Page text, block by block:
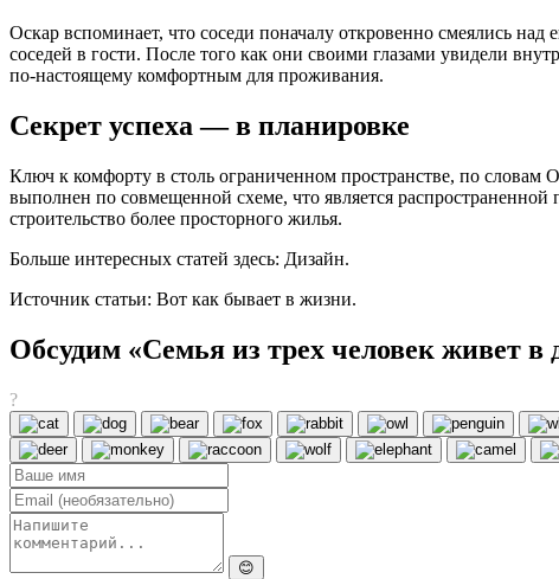
Оскар вспоминает, что соседи поначалу откровенно смеялись
соседей в гости. После того как они своими глазами увидели
по-настоящему комфортным для проживания.
Секрет успеха — в планировке
Ключ к комфорту в столь ограниченном пространстве, по
выполнен по совмещенной схеме, что является
строительство более просторного жилья.
Больше интересных статей здесь: Дизайн.
Источник статьи: Вот как бывает в жизни.
Обсудим «Семья из трех человек живет
?
😊